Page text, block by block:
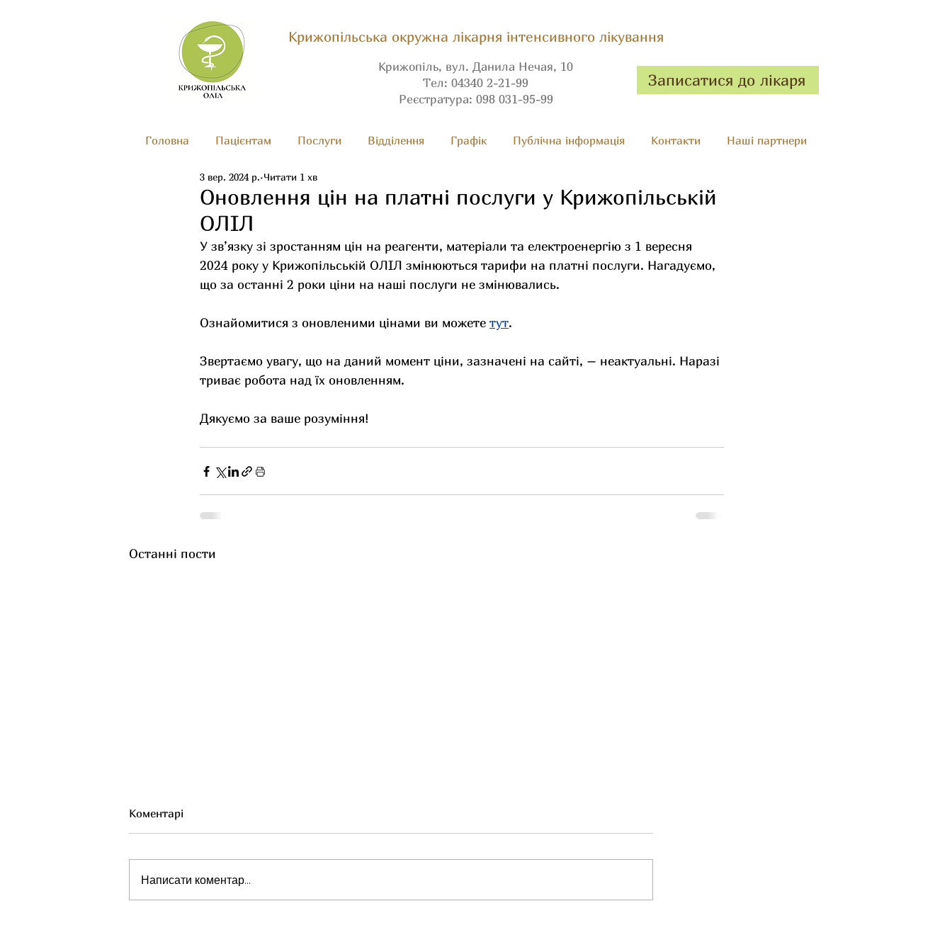
Крижопільська окружна лікарня інтенсивного лікування
Крижопіль, вул. Данила Нечая, 10
Тел: 04340 2-21-99
Реєстратура: 098 031-95-99
Записатися до лікаря
Головна Пацієнтам Послуги Вiдділення Графік Публічна інформація Контакти Наші партнери
Оновлення цін на платні послуги у Крижопільській
ОЛІЛ
3 вер. 2024 р. Читати 1 хв
У зв’язку зі зростанням цін на реагенти, матеріали та електроенергію з 1 вересня
2024 року у Крижопільській ОЛІЛ змінюються тарифи на платні послуги. Нагадуємо,
що за останні 2 роки ціни на наші послуги не змінювались.
Ознайомитися з оновленими цінами ви можете тут.
Звертаємо увагу, що на даний момент ціни, зазначені на сайті, – неактуальні. Наразі
триває робота над їх оновленням.
Дякуємо за ваше розуміння!
Останні пости
Коментарі
Написати коментар...